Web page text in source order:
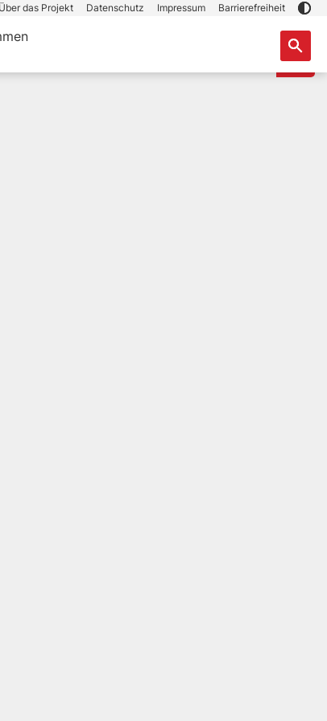
Über das Projekt Datenschutz Impressum Barrierefreiheit